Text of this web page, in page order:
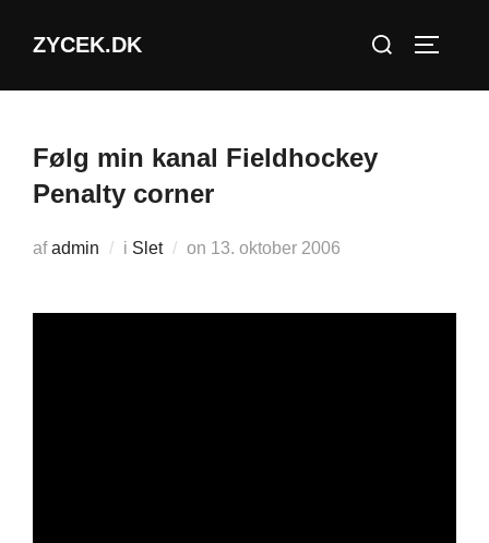
ZYCEK.DK
Søg
Følg min kanal Fieldhockey
Penalty corner
afadmin i Slet on Udgivet
13. oktober 2006